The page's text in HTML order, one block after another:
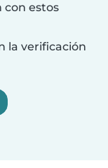
con estos
la verificación